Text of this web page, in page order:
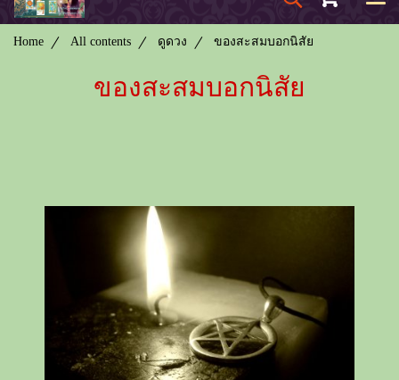
Home All contents ดูดวง ของสะสมบอกนิสัย
ของสะสมบอกนิสัย